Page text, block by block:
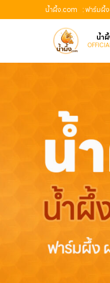
น้ำผึ้ง.com : ฟาร์มผึ้
น้ำ